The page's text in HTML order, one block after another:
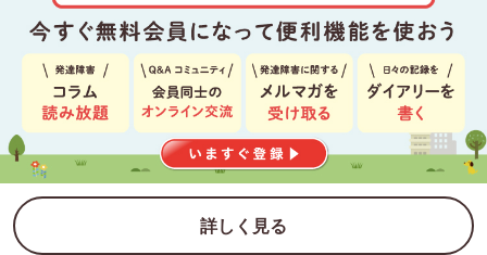
詳しく見る